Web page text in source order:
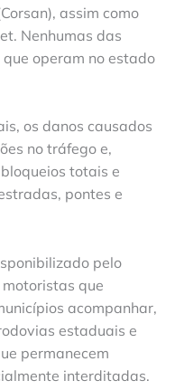
assim como
Nenhumas das
operam no estado
os danos causados
no tráfego e,
totais e
pontes e
pelo
que
acompanhar,
estaduais e
permanecem
interditadas.